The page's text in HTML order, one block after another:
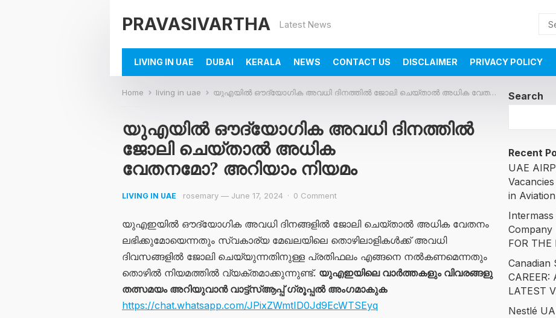
PRAVASIVARTHA Latest News
LIVING IN UAE DUBAI KERALA NEWS CONTACT US DISCLAIMER PRIVACY POLICY
Home living in uae യുഎയിൽ ഔദ്യോ​ഗിക അവധി ദിനത്തിൽ ജോലി ചെയ്താൽ അധിക വേതനമോ? അറിയാം നിയമം
യുഎയിൽ ഔദ്യോ​ഗിക അവധി ദിനത്തിൽ
ജോലി ചെയ്താൽ അധിക
വേതനമോ? അറിയാം നിയമം
LIVING IN UAE rosemary — June 17, 2024 · 0 Comment
യുഎഇയിൽ ഔദ്യോ​ഗിക അവധി ദിനങ്ങളിൽ ജോലി ചെയ്താൽ അധിക വേതനം
ലഭിക്കുമോയെന്നതും സ്വകാര്യ മേഖലയിലെ തൊഴിലാളികൾക്ക് അവധി
ദിവസങ്ങളിൽ ജോലി ചെയ്യുന്നതിനുള്ള പ്രതിഫലം എങ്ങനെ നൽകണമെന്നതും
തൊഴിൽ നിയമത്തിൽ വ്യക്തമാക്കുന്നുണ്ട്. യുഎഇയിലെ വാർത്തകളും വിവരങ്ങളു
തത്സമയം അറിയുവാൻ വാട്ട്‌സ്ആപ്പ് ഗ്രൂപ്പൽ അംഗമാകുക
https://chat.whatsapp.com/JPixZWmtID0Jd9EcWTSEyq
Search
Recent
UAE
in Aviation
Company
FOR THE
Canadian
CAREER:
LATEST
Nestlé